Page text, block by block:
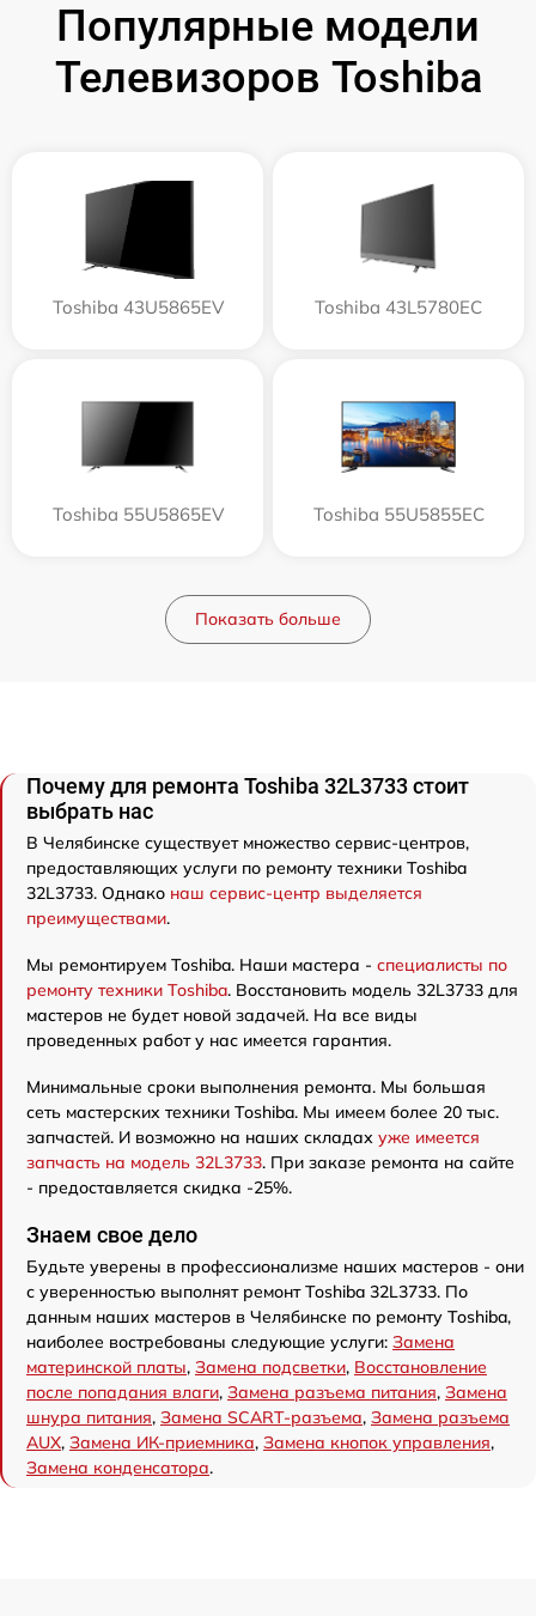
Популярные модели
Телевизоров Toshiba
Toshiba 43U5865EV Toshiba 43L5780EC
Toshiba 55U5865EV Toshiba 55U5855EC
Показать больше
Почему для ремонта Toshiba 32L3733 стоит
выбрать нас
В Челябинске существует множество сервис-центров,
предоставляющих услуги по ремонту техники Toshiba
32L3733. Однако наш сервис-центр выделяется
преимуществами.
Мы ремонтируем Toshiba. Наши мастера - специалисты по
ремонту техники Toshiba. Восстановить модель 32L3733 для
мастеров не будет новой задачей. На все виды
проведенных работ у нас имеется гарантия.
Минимальные сроки выполнения ремонта. Мы большая
сеть мастерских техники Toshiba. Мы имеем более 20 тыс.
запчастей. И возможно на наших складах уже имеется
запчасть на модель 32L3733. При заказе ремонта на сайте
- предоставляется скидка -25%.
Знаем свое дело
Будьте уверены в профессионализме наших мастеров - они
с уверенностью выполнят ремонт Toshiba 32L3733. По
данным наших мастеров в Челябинске по ремонту Toshiba,
наиболее востребованы следующие услуги: Замена
материнской платы, Замена подсветки, Восстановление
после попадания влаги, Замена разъема питания, Замена
шнура питания, Замена SCART-разъема, Замена разъема
AUX, Замена ИК-приемника, Замена кнопок управления,
Замена конденсатора.